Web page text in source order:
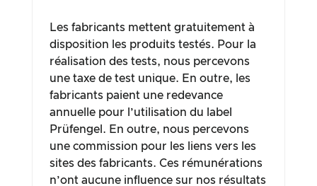
Les fabricants mettent gratuitement à
disposition les produits testés. Pour la
réalisation des tests, nous percevons
une taxe de test unique. En outre, les
fabricants paient une redevance
annuelle pour l’utilisation du label
Prüfengel. En outre, nous percevons
une commission pour les liens vers les
sites des fabricants. Ces rémunérations
n’ont aucune influence sur nos résultats